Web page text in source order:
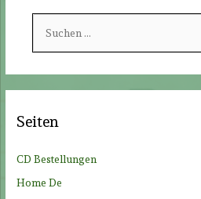
n
Seiten
CD Bestellungen
Home De